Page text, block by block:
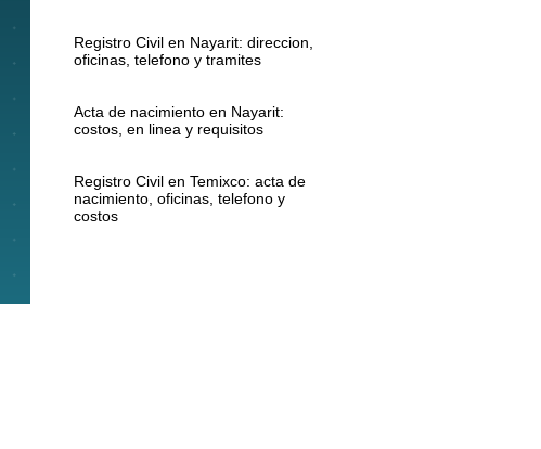
Registro Civil en Nayarit: direccion,
oficinas, telefono y tramites
Acta de nacimiento en Nayarit:
costos, en linea y requisitos
Registro Civil en Temixco: acta de
nacimiento, oficinas, telefono y
costos